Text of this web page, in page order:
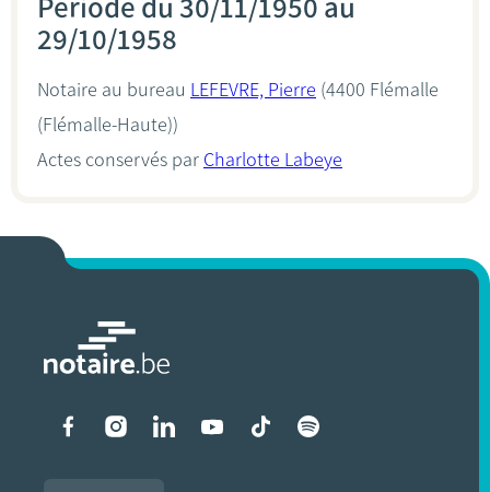
29/10/1958
Notaire au bureau LEFEVRE, Pierre (4400 Flémalle
(Flémalle-Haute))
Actes conservés par Charlotte Labeye
Liens vers les réseaux